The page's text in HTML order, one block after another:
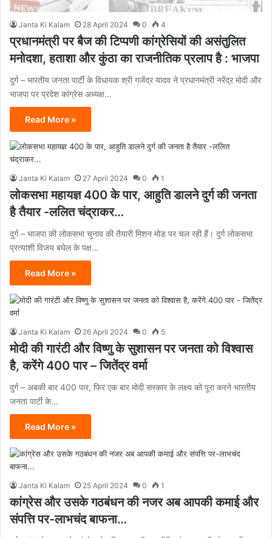
Janta Ki Kalam 28 April 2024 0 4
प्रधानमंत्री पर बैज की टिप्पणी कांग्रेसियों की असंतुलित
मनोदशा, हताशा और कुंठा का राजनीतिक प्रलाप है : भाजपा
दुर्ग – भारतीय जनता पार्टी के विधायक श्री गजेंद्र यादव ने प्रधानमंत्री नरेंद्र मोदी और
भाजपा पर प्रदेश कांग्रेस अध्यक्ष…
Read More »
Janta Ki Kalam 27 April 2024 0 1
लोकसभा महायज्ञ 400 के पार, आहुति डालने दुर्ग की जनता
है तैयार -ललित चंद्राकर…
दुर्ग – भाजपा की लोकसभा चुनाव की तैयारी मिशन मोड पर चल रही हैं। दुर्ग लोकसभा
प्रत्याशी विजय बघेल के पक्ष…
Read More »
Janta Ki Kalam 26 April 2024 0 5
मोदी की गारंटी और विष्णु के सुशासन पर जनता को विश्वास
है, करेंगे 400 पार – जितेंद्र वर्मा
दुर्ग – अबकी बार 400 पार, फिर एक बार मोदी सरकार के लक्ष्य को पूरा करने भारतीय
जनता पार्टी के…
Read More »
Janta Ki Kalam 25 April 2024 0 1
कांग्रेस और उसके गठबंधन की नजर अब आपकी कमाई और
संपत्ति पर-लाभचंद बाफना…